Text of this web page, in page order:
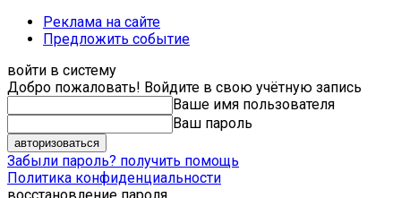
Реклама на сайте
Предложить событие
войти в систему
Добро пожаловать! Войдите в свою учётную запись
Ваше имя пользователя
Ваш пароль
Забыли пароль? получить помощь
Политика конфиденциальности